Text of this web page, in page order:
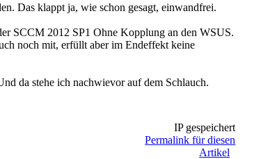
Das klappt ja, wie schon gesagt, einwandfrei.
SCCM 2012 SP1 Ohne Kopplung an den WSUS.
noch mit, erfüllt aber im Endeffekt keine
da stehe ich nachwievor auf dem Schlauch.
IP gespeichert
Permalink für diesen
Artikel